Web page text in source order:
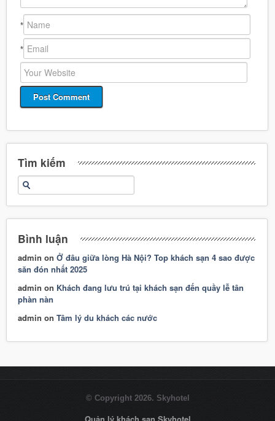
*
*
Tìm kiếm
Bình luận
admin onỞ đâu giữa lòng Hà Nội? Top khách sạn 4 sao được
săn đón nhất 2025
admin on Khách đang lưu trú tại khách sạn đến quầy lễ tân
phàn nàn
admin onTâm lý du khách các nước
© Copyright 2026. Skyhotel